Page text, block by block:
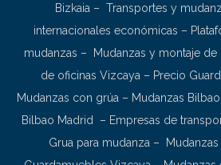
Bizkaia – Transportes y
internacionales económicas –
mudanzas – Mudanzas y montaje de
de oficinas Vizcaya – Precio
Mudanzas con grúa – Mudanzas
Bilbao Madrid – Empresas de
Grua para mudanza –